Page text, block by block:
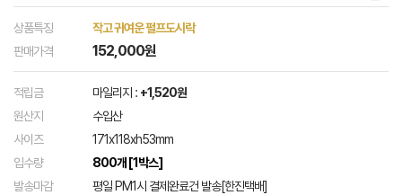
상품특징
작고 귀여운 펄프도시락
판매가격
152,000원
적립금 마일리지 : +1,520원
원산지
수입산
사이즈
171x118xh53mm
입수량
800개 [1박스]
발송마감
평일 PM1시 결제완료건 발송[한진택배]